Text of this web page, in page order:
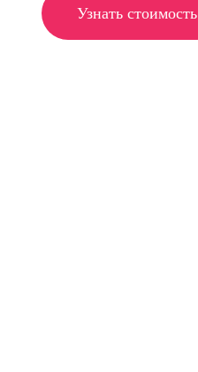
Узнать стоимость